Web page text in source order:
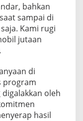
bahkan
sampai di
Kami rugi
jutaan
di
program
oleh
hasil